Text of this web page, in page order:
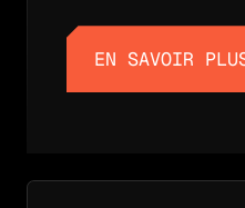
EN SAVOIR